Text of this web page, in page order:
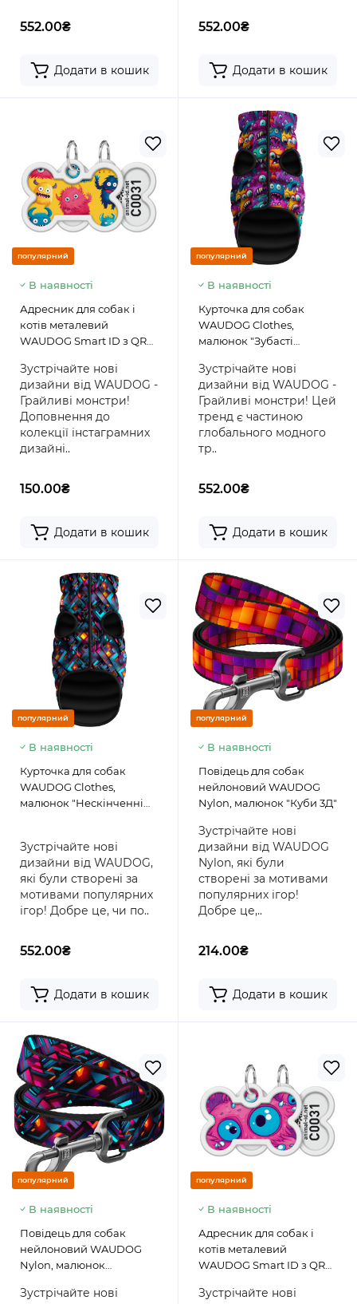
552.00₴
Додати в кошик
552.00₴
Додати в кошик
популярний
В наявності
Адресник для собак і
котів металевий
WAUDOG Smart ID з QR
"Мохнаті монстри",
кістка, 40х28 мм
Зустрічайте нові
дизайни від WAUDOG -
Грайливі монстри!
Доповнення до
колекції інстаграмних
дизайні..
150.00₴
Додати в кошик
популярний
В наявності
Курточка для собак
WAUDOG Clothes,
малюнок "Зубасті
Зустрічайте нові
дизайни від WAUDOG -
Грайливі монстри! Цей
тренд є частиною
глобального модного
тр..
552.00₴
Додати в кошик
популярний
В наявності
Курточка для собак
WAUDOG Clothes,
малюнок "Нескінченні
Зустрічайте нові
дизайни від WAUDOG,
які були створені за
мотивами популярних
ігор! Добре це, чи по..
552.00₴
Додати в кошик
популярний
В наявності
Повідець для собак
нейлоновий WAUDOG
Nylon, малюнок "Куби 3Д"
Зустрічайте нові
дизайни від WAUDOG
Nylon, які були
створені за мотивами
популярних ігор!
Добре це,..
214.00₴
Додати в кошик
популярний
В наявності
Повідець для собак
нейлоновий WAUDOG
Nylon, малюнок
Зустрічайте нові
популярний
В наявності
Адресник для собак і
котів металевий
WAUDOG Smart ID з QR
"Око монстра", кістка,
Зустрічайте нові